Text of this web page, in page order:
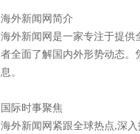
海外新闻网简介
海外新闻网是一家专注于提供
者全面了解国内外形势动态
息。
国际时事聚焦
海外新闻网紧跟全球热点,深